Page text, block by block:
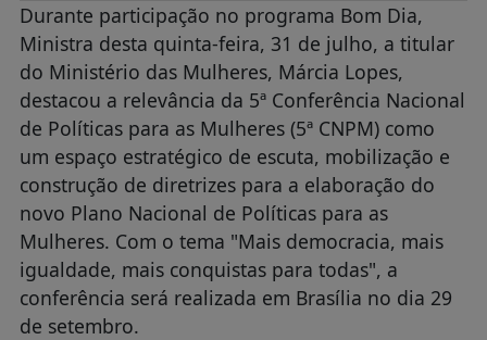
Durante participação no programa Bom Dia,
Ministra desta quinta-feira, 31 de julho, a titular
do Ministério das Mulheres, Márcia Lopes,
destacou a relevância da 5ª Conferência Nacional
de Políticas para as Mulheres (5ª CNPM) como
um espaço estratégico de escuta, mobilização e
construção de diretrizes para a elaboração do
novo Plano Nacional de Políticas para as
Mulheres. Com o tema "Mais democracia, mais
igualdade, mais conquistas para todas", a
conferência será realizada em Brasília no dia 29
de setembro.